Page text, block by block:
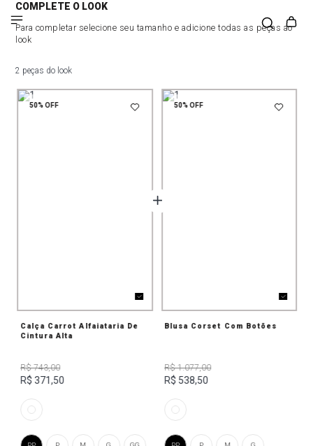
COMPLETE O LOOK
Para completar selecione seu tamanho e adicione todas as peças ao
look
2 peças do look
50%OFF
Calça Carrot Alfaiataria De
Cintura Alta
R$ 743,00
R$ 371,50
50%OFF
Blusa Corset Com Botões
R$ 1.077,00
R$ 538,50